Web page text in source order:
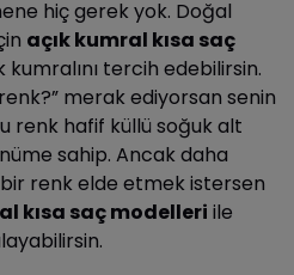
hiç gerek yok. Doğal
açık kumral kısa saç
tercih edebilirsin.
merak ediyorsan senin
renk hafif küllü soğuk alt
sahip. Ancak daha
renk elde etmek istersen
kısa saç modelleri ile